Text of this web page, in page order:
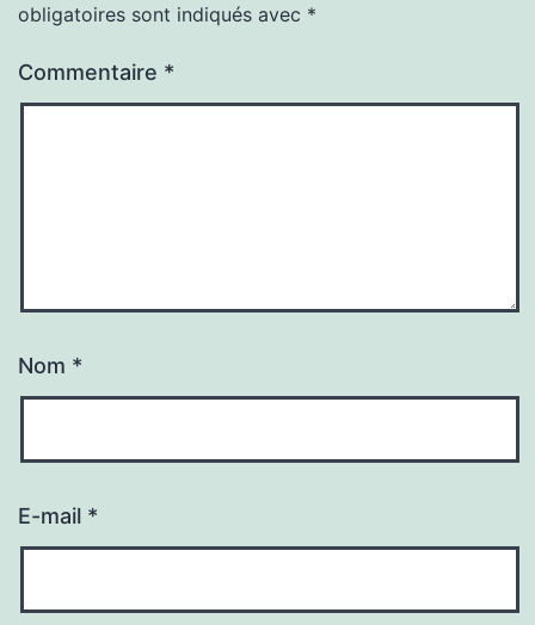
obligatoires sont indiqués avec *
Commentaire *
Nom *
E-mail *